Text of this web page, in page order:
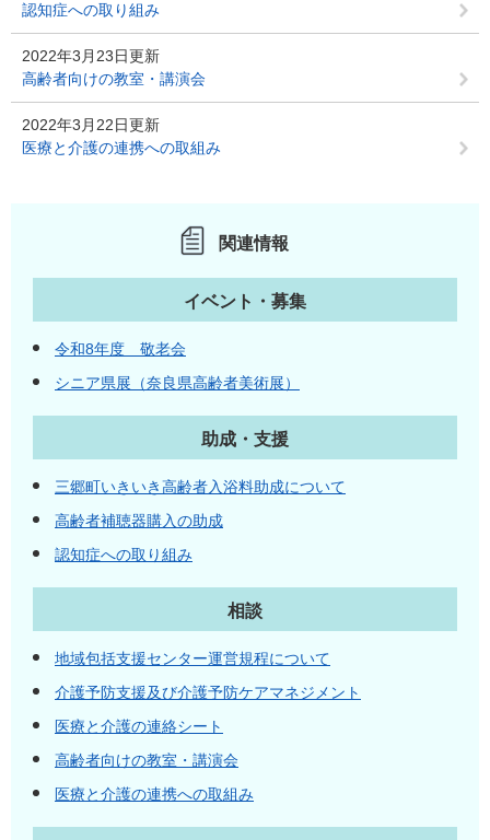
認知症への取り組み
2022年3月23日更新
高齢者向けの教室・講演会
2022年3月22日更新
医療と介護の連携への取組み
関連情報
イベント・募集
令和8年度 敬老会
シニア県展（奈良県高齢者美術展）
助成・支援
三郷町いきいき高齢者入浴料助成について
高齢者補聴器購入の助成
認知症への取り組み
相談
地域包括支援センター運営規程について
介護予防支援及び介護予防ケアマネジメント
医療と介護の連絡シート
高齢者向けの教室・講演会
医療と介護の連携への取組み